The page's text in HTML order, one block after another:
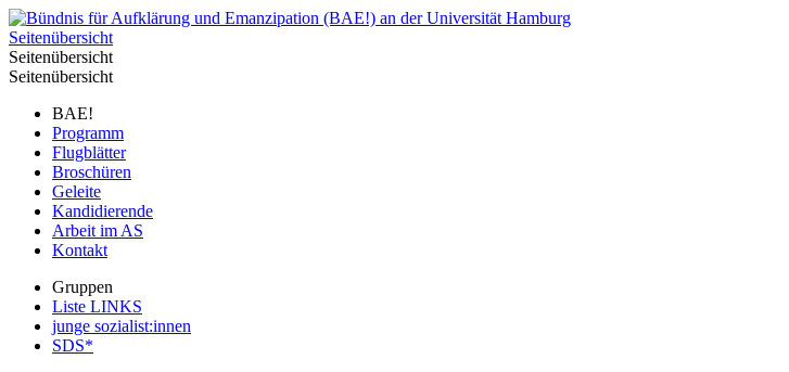
Seitenübersicht
Seitenübersicht
Seitenübersicht
BAE!
Programm
Flugblätter
Broschüren
Geleite
Kandidierende
Arbeit im AS
Kontakt
Gruppen
Liste LINKS
junge sozialist:innen
SDS*